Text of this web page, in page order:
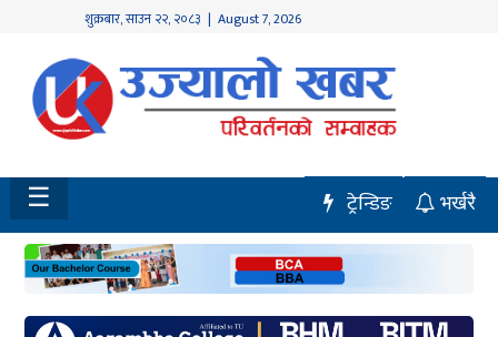
शुक्रबार,साउन २२, २०८३ | August 7, 2026
होमपेज
नवलपुर
विशेष
मध्य
नेपाल
चितवन
☰ भर्खरै
ट्रेन्डिङ